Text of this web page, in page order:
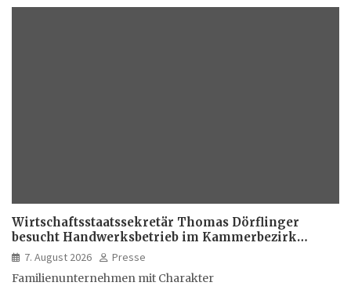
Wirtschaftsstaatssekretär Thomas Dörflinger
besucht Handwerksbetrieb im Kammerbezirk
Freiburg
7. August 2026
Presse
Familienunternehmen mit Charakter